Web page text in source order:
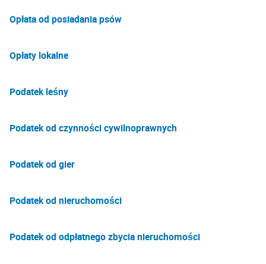
Opłata od posiadania psów
Opłaty lokalne
Podatek leśny
Podatek od czynności cywilnoprawnych
Podatek od gier
Podatek od nieruchomości
Podatek od odpłatnego zbycia nieruchomości